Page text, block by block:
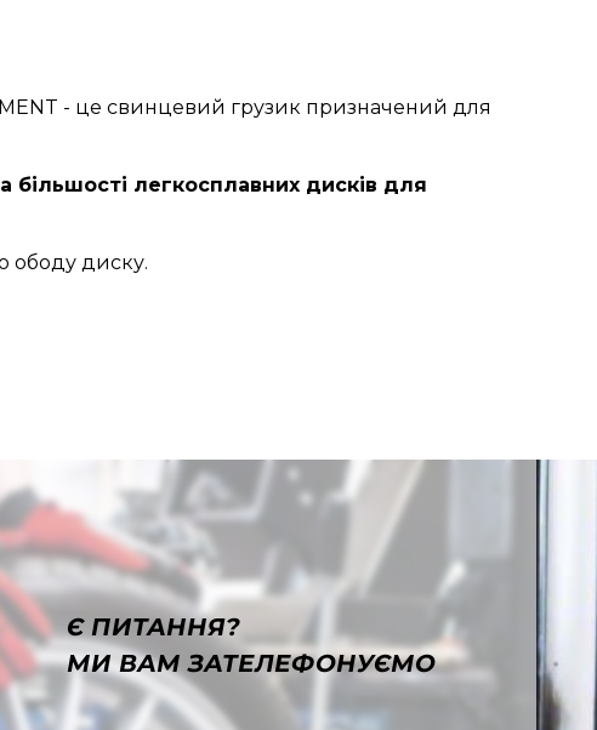
- це свинцевий грузик призначений для
більшості легкосплавних дисків для
ободу диску.
Є ПИТАННЯ?
МИ ВАМ ЗАТЕЛЕФОНУЄМО